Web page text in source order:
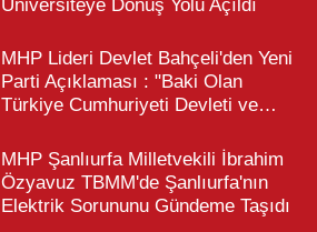
Üniversiteye Dönüş Yolu Açıldı
MHP Lideri Devlet Bahçeli'den Yeni
Parti Açıklaması : "Baki Olan
Türkiye Cumhuriyeti Devleti ve
MHP Şanlıurfa Milletvekili İbrahim
Özyavuz TBMM'de Şanlıurfa'nın
Elektrik Sorununu Gündeme Taşıdı